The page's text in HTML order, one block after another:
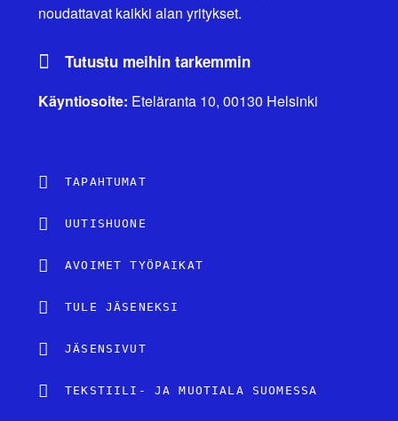
noudattavat kaikki alan yritykset.
Tutustu meihin tarkemmin
Käyntiosoite: Eteläranta 10, 00130 Helsinki
TAPAHTUMAT
UUTISHUONE
AVOIMET TYÖPAIKAT
TULE JÄSENEKSI
JÄSENSIVUT
TEKSTIILI- JA MUOTIALA SUOMESSA